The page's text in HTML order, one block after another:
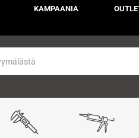
KAMPAANIA